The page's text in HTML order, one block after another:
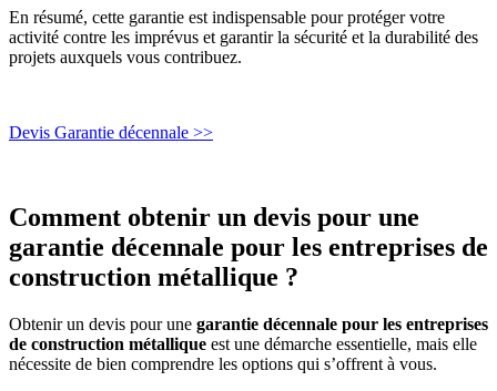
En résumé, cette garantie est indispensable pour protéger votre
activité contre les imprévus et garantir la sécurité et la durabilité des
projets auxquels vous contribuez.
Devis Garantie décennale >>
Comment obtenir un devis pour une
garantie décennale pour les entreprises de
construction métallique ?
Obtenir un devis pour une garantie décennale pour les entreprises
de construction métallique est une démarche essentielle, mais elle
nécessite de bien comprendre les options qui s’offrent à vous.